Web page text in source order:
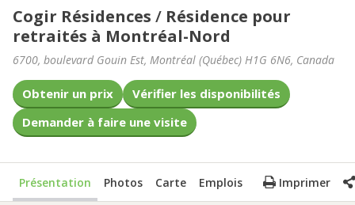
Cogir Résidences / Résidence pour
retraités à Montréal-Nord
6700, boulevard Gouin Est, Montréal (Québec) H1G 6N6, Canada
Obtenir un prix
Vérifier les disponibilités
Demander à faire une visite
Présentation Photos Carte Emplois Imprimer